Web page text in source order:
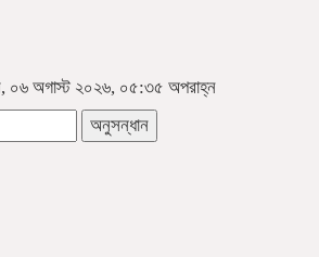
০৬ অগাস্ট ২০২৬, ০৫:৩৫ অপরাহ্ন
অনুসন্ধান